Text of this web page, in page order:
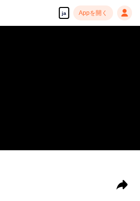
ja Appを開く